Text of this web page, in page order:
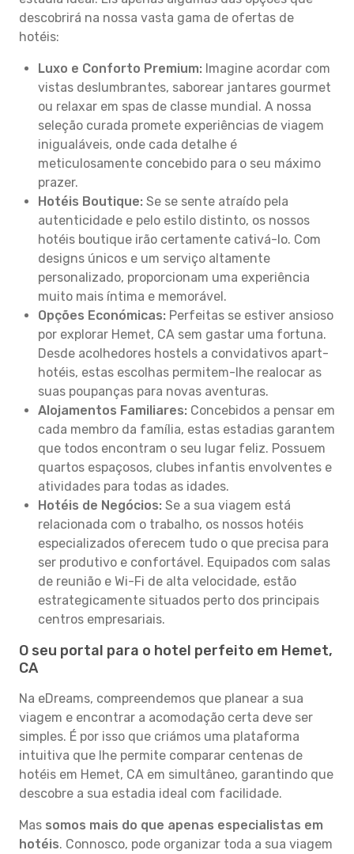
descobrirá na nossa vasta gama de ofertas de
hotéis:
Luxo e Conforto Premium: Imagine acordar com
vistas deslumbrantes, saborear jantares gourmet
ou relaxar em spas de classe mundial. A nossa
seleção curada promete experiências de viagem
inigualáveis, onde cada detalhe é
meticulosamente concebido para o seu máximo
prazer.
Hotéis Boutique: Se se sente atraído pela
autenticidade e pelo estilo distinto, os nossos
hotéis boutique irão certamente cativá-lo. Com
designs únicos e um serviço altamente
personalizado, proporcionam uma experiência
muito mais íntima e memorável.
Opções Económicas: Perfeitas se estiver ansioso
por explorar Hemet, CA sem gastar uma fortuna.
Desde acolhedores hostels a convidativos apart-
hotéis, estas escolhas permitem-lhe realocar as
suas poupanças para novas aventuras.
Alojamentos Familiares: Concebidos a pensar em
cada membro da família, estas estadias garantem
que todos encontram o seu lugar feliz. Possuem
quartos espaçosos, clubes infantis envolventes e
atividades para todas as idades.
Hotéis de Negócios: Se a sua viagem está
relacionada com o trabalho, os nossos hotéis
especializados oferecem tudo o que precisa para
ser produtivo e confortável. Equipados com salas
de reunião e Wi-Fi de alta velocidade, estão
estrategicamente situados perto dos principais
centros empresariais.
O seu portal para o hotel perfeito em Hemet,
CA
Na eDreams, compreendemos que planear a sua
viagem e encontrar a acomodação certa deve ser
simples. É por isso que criámos uma plataforma
intuitiva que lhe permite comparar centenas de
hotéis em Hemet, CA em simultâneo, garantindo que
descobre a sua estadia ideal com facilidade.
Mas somos mais do que apenas especialistas em
hotéis. Connosco, pode organizar toda a sua viagem